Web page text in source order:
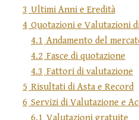
3 Ultimi Anni e Eredità
4 Quotazioni e Valutazioni
4.1 Andamento del
4.2 Fasce di quotazione
4.3 Fattori di valutazione
5 Risultati di Asta e Record
6 Servizi di Valutazione e